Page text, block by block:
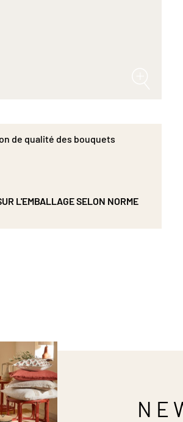
de qualité des bouquets
L'EMBALLAGE SELON NORME